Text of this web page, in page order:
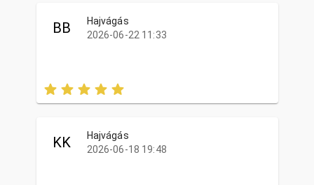
BB
Hajvágás
2026-06-22 11:33
KK
Hajvágás
2026-06-18 19:48